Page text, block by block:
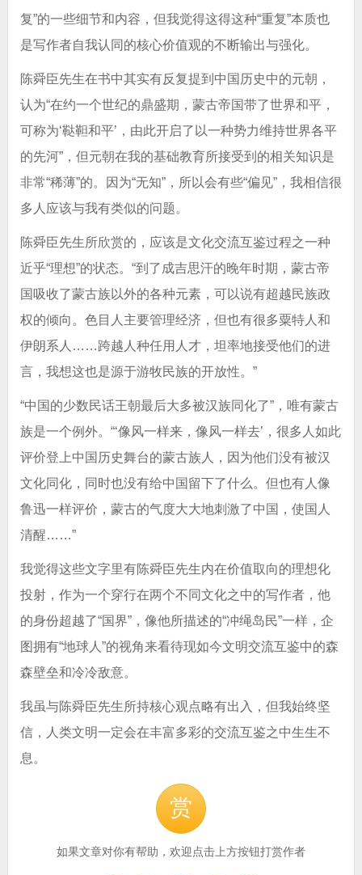
复”的一些细节和内容，但我觉得这得这种“重复”本质也
是写作者自我认同的核心价值观的不断输出与强化。
陈舜臣先生在书中其实有反复提到中国历史中的元朝，
认为“在约一个世纪的鼎盛期，蒙古帝国带了世界和平，
可称为‘鞑靼和平’，由此开启了以一种势力维持世界各平
的先河”，但元朝在我的基础教育所接受到的相关知识是
非常“稀薄”的。因为“无知”，所以会有些“偏见”，我相信很
多人应该与我有类似的问题。
陈舜臣先生所欣赏的，应该是文化交流互鉴过程之一种
近乎“理想”的状态。“到了成吉思汗的晚年时期，蒙古帝
国吸收了蒙古族以外的各种元素，可以说有超越民族政
权的倾向。色目人主要管理经济，但也有很多粟特人和
伊朗系人……跨越人种任用人才，坦率地接受他们的进
言，我想这也是源于游牧民族的开放性。”
“中国的少数民话王朝最后大多被汉族同化了”，唯有蒙古
族是一个例外。“‘像风一样来，像风一样去’，很多人如此
评价登上中国历史舞台的蒙古族人，因为他们没有被汉
文化同化，同时也没有给中国留下了什么。但也有人像
鲁迅一样评价，蒙古的气度大大地刺激了中国，使国人
清醒……”
我觉得这些文字里有陈舜臣先生内在价值取向的理想化
投射，作为一个穿行在两个不同文化之中的写作者，他
的身份超越了“国界”，像他所描述的“冲绳岛民”一样，企
图拥有“地球人”的视角来看待现如今文明交流互鉴中的森
森壁垒和冷冷敌意。
我虽与陈舜臣先生所持核心观点略有出入，但我始终坚
信，人类文明一定会在丰富多彩的交流互鉴之中生生不
息。
赏
如果文章对你有帮助，欢迎点击上方按钮打赏作者